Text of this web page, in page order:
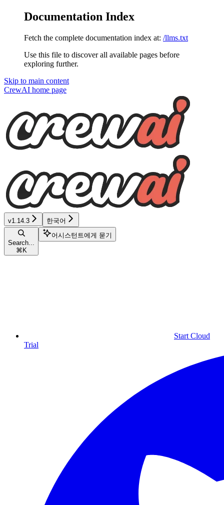
Documentation Index
Fetch the complete documentation index at: /llms.txt
Use this file to discover all available pages before
exploring further.
Skip to main content
CrewAI home page
v1.14.3 한국어
Search...
⌘ K
어시스턴트에게 묻기
Start Cloud
Trial